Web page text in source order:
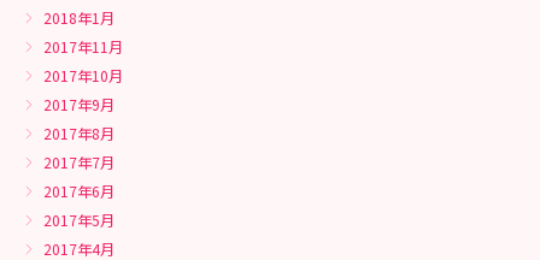
2018年1月
2017年11月
2017年10月
2017年9月
2017年8月
2017年7月
2017年6月
2017年5月
2017年4月